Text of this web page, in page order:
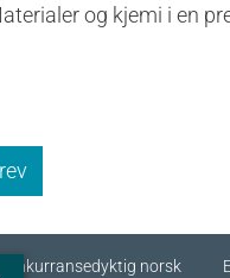
og kjemi i en
konkurransedyktig norsk